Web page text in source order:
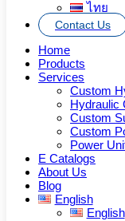
ไทย
Contact Us
Home
Products
Services
Custom
Hydraulic
Custom
Custom
Power
E Catalogs
About Us
Blog
English
English
Category:Vane Pumps
Description
Additional
Description
สำหรับผู้ที่ต้องการสั่
รายละเอียดจากผู้เ
Additional